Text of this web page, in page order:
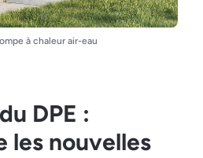
à chaleur air-eau
DPE :
les nouvelles